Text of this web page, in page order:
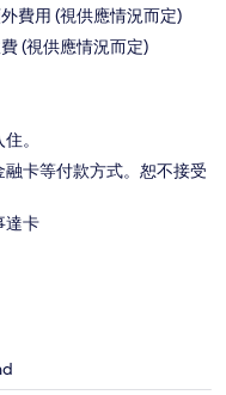
外費用 (視供應情況而定)
(視供應情況而定)
。
卡等付款方式。恕不接受
達卡